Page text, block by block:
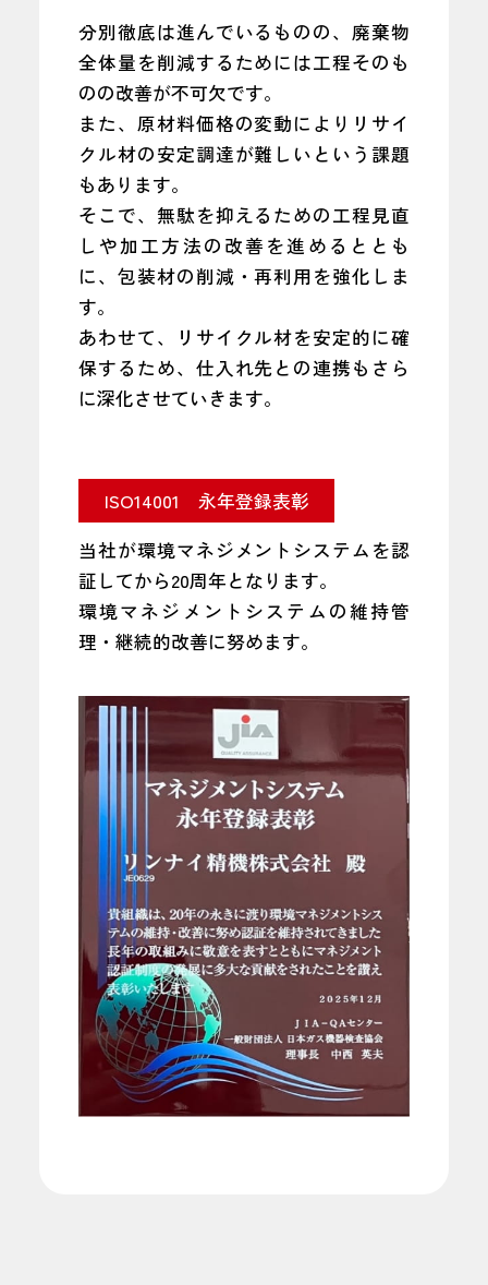
分別徹底は進んでいるものの、廃棄物
全体量を削減するためには工程そのも
のの改善が不可欠です。
また、原材料価格の変動によりリサイ
クル材の安定調達が難しいという課題
もあります。
そこで、無駄を抑えるための工程見直
しや加工方法の改善を進めるととも
に、包装材の削減・再利用を強化しま
す。
あわせて、リサイクル材を安定的に確
保するため、仕入れ先との連携もさら
に深化させていきます。
ISO14001 永年登録表彰
当社が環境マネジメントシステムを認
証してから20周年となります。
環境マネジメントシステムの維持管
理・継続的改善に努めます。